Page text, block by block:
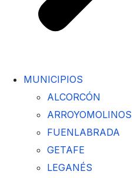
MUNICIPIOS
ALCORCÓN
ARROYOMOLINOS
FUENLABRADA
GETAFE
LEGANÉS